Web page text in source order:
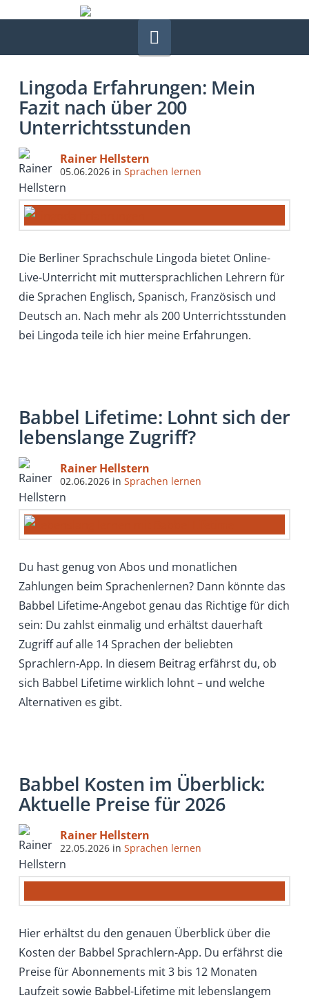
Lingoda Erfahrungen: Mein
Fazit nach über 200
Unterrichtsstunden
Rainer Hellstern
05.06.2026in Sprachen lernen
Die Berliner Sprachschule Lingoda bietet Online-
Live-Unterricht mit muttersprachlichen Lehrern für
die Sprachen Englisch, Spanisch, Französisch und
Deutsch an. Nach mehr als 200 Unterrichtsstunden
bei Lingoda teile ich hier meine Erfahrungen.
Babbel Lifetime: Lohnt sich der
lebenslange Zugriff?
Rainer Hellstern
02.06.2026in Sprachen lernen
Du hast genug von Abos und monatlichen
Zahlungen beim Sprachenlernen? Dann könnte das
Babbel Lifetime-Angebot genau das Richtige für dich
sein: Du zahlst einmalig und erhältst dauerhaft
Zugriff auf alle 14 Sprachen der beliebten
Sprachlern-App. In diesem Beitrag erfährst du, ob
sich Babbel Lifetime wirklich lohnt – und welche
Alternativen es gibt.
Babbel Kosten im Überblick:
Aktuelle Preise für 2026
Rainer Hellstern
22.05.2026in Sprachen lernen
Hier erhältst du den genauen Überblick über die
Kosten der Babbel Sprachlern-App. Du erfährst die
Preise für Abonnements mit 3 bis 12 Monaten
Laufzeit sowie Babbel-Lifetime mit lebenslangem